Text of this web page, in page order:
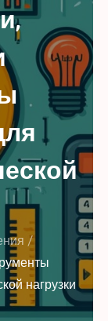
нагрузки